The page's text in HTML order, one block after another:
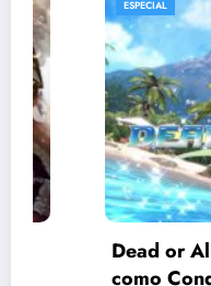
Dead or Alive
como Conquistar